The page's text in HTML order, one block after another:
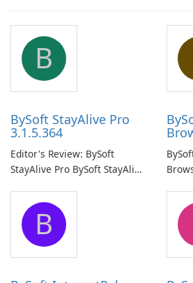
B
BySoft StayAlive Pro
3.1.5.364
Editor's Review: BySoft
StayAlive Pro BySoft StayAlive
application designed to
ensure the continuous and
uninterrupted operation of
your computer system.
to
B